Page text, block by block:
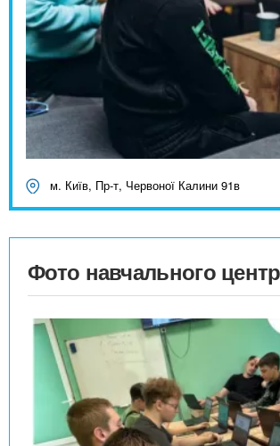
м. Київ, Пр-т, Червоної Калини 91в
Фото навчального